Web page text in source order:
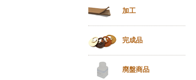
加工
完成品
廃盤商品